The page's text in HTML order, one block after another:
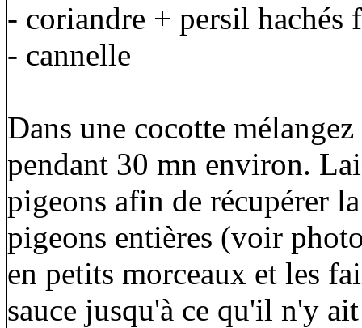
- coriandre + persil hachés
- cannelle
Dans une cocotte
pendant 30 mn environ.
pigeons afin de récupérer
pigeons entières (voir
en petits morceaux et les
sauce jusqu'à ce qu'il n'y